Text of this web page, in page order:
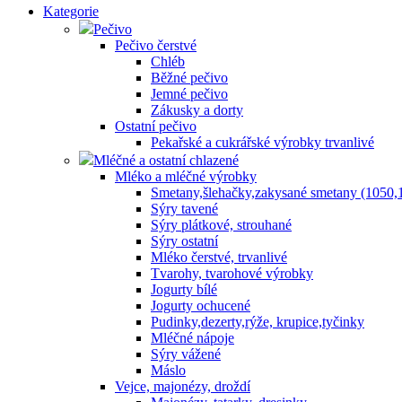
Kategorie
Pečivo
Pečivo čerstvé
Chléb
Běžné pečivo
Jemné pečivo
Zákusky a dorty
Ostatní pečivo
Pekařské a cukrářské výrobky trvanlivé
Mléčné a ostatní chlazené
Mléko a mléčné výrobky
Smetany,šlehačky,zakysané smetany
Sýry tavené
Sýry plátkové, strouhané
Sýry ostatní
Mléko čerstvé, trvanlivé
Tvarohy, tvarohové výrobky
Jogurty bílé
Jogurty ochucené
Pudinky,dezerty,rýže, krupice,tyčinky
Mléčné nápoje
Sýry vážené
Máslo
Vejce, majonézy, droždí